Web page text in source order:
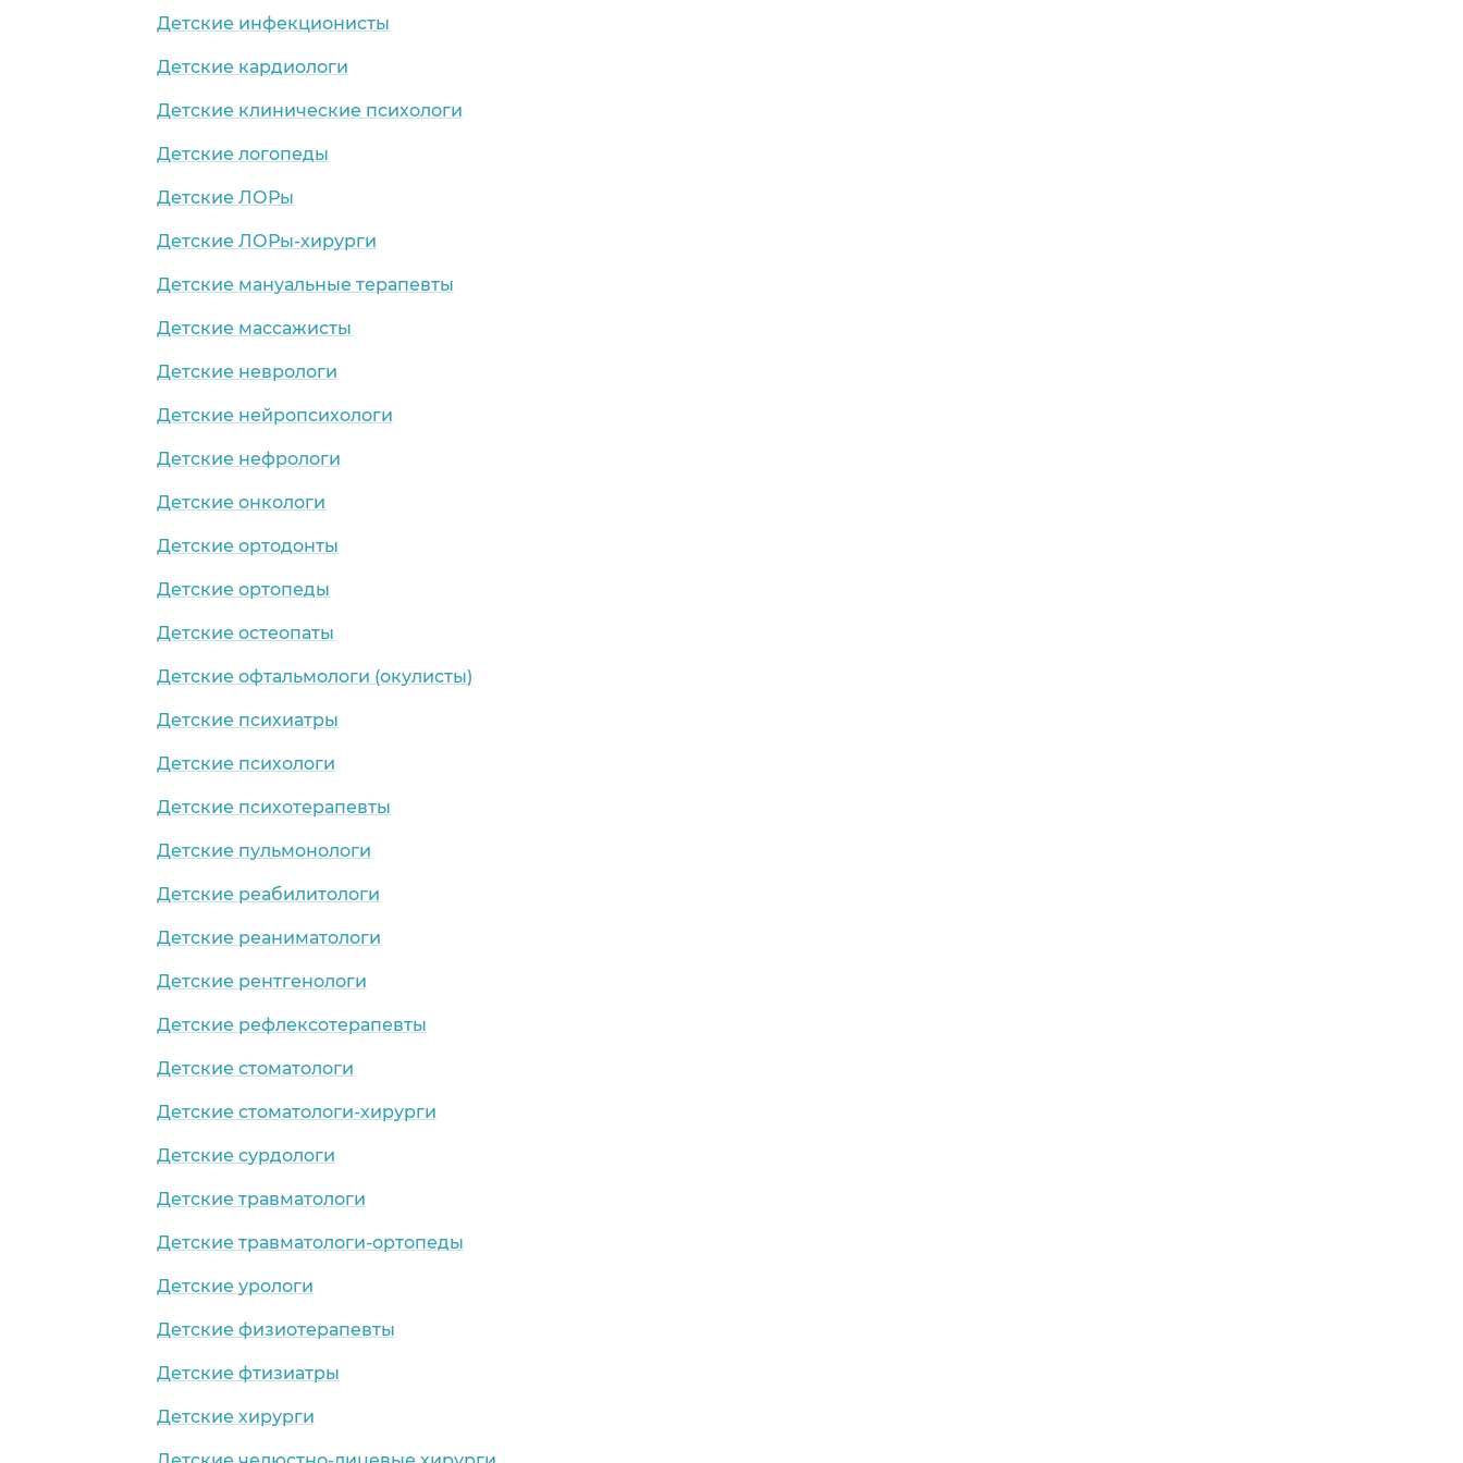
Детские инфекционисты
Детские кардиологи
Детские клинические психологи
Детские логопеды
Детские ЛОРы
Детские ЛОРы-хирурги
Детские мануальные терапевты
Детские массажисты
Детские неврологи
Детские нейропсихологи
Детские нефрологи
Детские онкологи
Детские ортодонты
Детские ортопеды
Детские остеопаты
Детские офтальмологи (окулисты)
Детские психиатры
Детские психологи
Детские психотерапевты
Детские пульмонологи
Детские реабилитологи
Детские реаниматологи
Детские рентгенологи
Детские рефлексотерапевты
Детские стоматологи
Детские стоматологи-хирурги
Детские сурдологи
Детские травматологи
Детские травматологи-ортопеды
Детские урологи
Детские физиотерапевты
Детские фтизиатры
Детские хирурги